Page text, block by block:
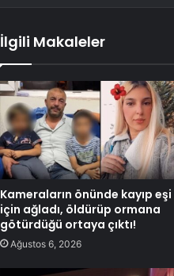
İlgili Makaleler
Kameraların önünde kayıp eşi
için ağladı, öldürüp ormana
götürdüğü ortaya çıktı!
Ağustos 6, 2026